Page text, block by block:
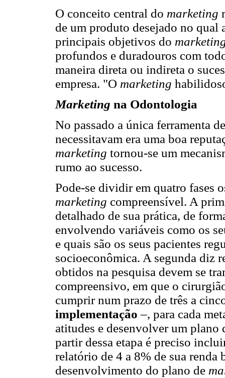
O conceito central do marketing
de um produto desejado no qual
principais objetivos do
profundos e duradouros com
maneira direta ou indireta o
empresa. "O marketing
Marketing na Odontologia
No passado a única ferramenta
necessitavam era uma boa
marketing tornou-se um
rumo ao sucesso.
Pode-se dividir em quatro fases
marketing compreensível. A
detalhado de sua prática, de
envolvendo variáveis como os
e quais são os seus pacientes
socioeconômica. A segunda diz
obtidos na pesquisa devem se
compreensivo, em que o
cumprir num prazo de três a
implementação–, para cada
atitudes e desenvolver um
partir dessa etapa é preciso
relatório de 4 a 8% de sua renda
desenvolvimento do plano de